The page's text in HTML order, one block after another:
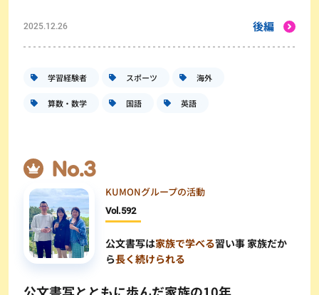
2025.12.26 後編
学習経験者 スポーツ 海外
算数・数学 国語 英語
KUMONグループの活動
Vol.592
公文書写は家族で学べる習い事 家族だか
ら長く続けられる
公文書写とともに歩んだ家族の10年